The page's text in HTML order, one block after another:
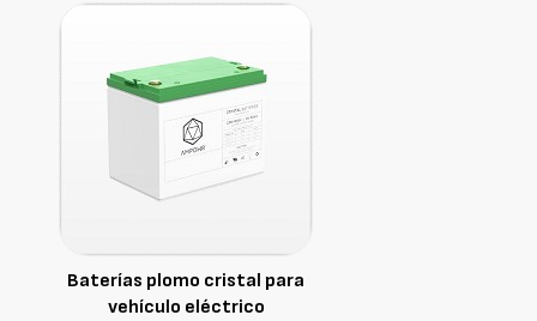
Baterías plomo cristal para
vehículo eléctrico